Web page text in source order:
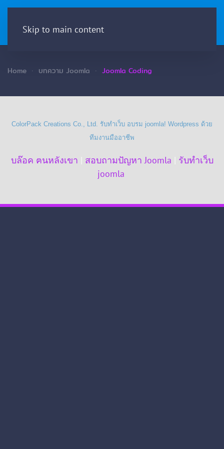
Skip to main content
Menu
Home บทความ Joomla Joomla Coding
ColorPack Creations Co., Ltd. รับทำเว็บ อบรม joomla! Wordpress ด้วย
ทีมงานมืออาชีพ
บล๊อค ฅนหลังเขา สอบถามปัญหา Joomla
รับทำเว็บ
joomla